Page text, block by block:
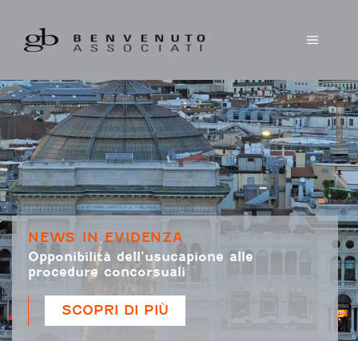
contenuto
MENU
NEWS IN EVIDENZA
Opponibilità dell’usucapione alle
procedure concorsuali
SCOPRI DI PIÙ